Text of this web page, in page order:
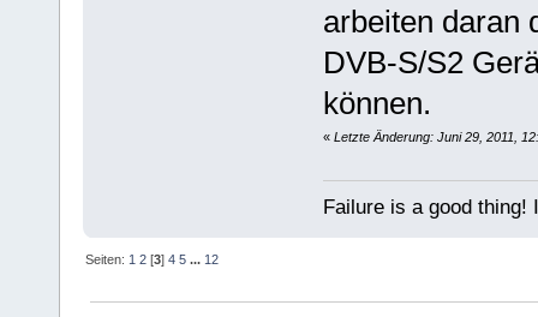
arbeiten daran
DVB-S/S2
können.
« Letzte Änderung: Juni 29, 2011,
Failure is a good thing!
Seiten: 1 2 [3]4 5 ... 12